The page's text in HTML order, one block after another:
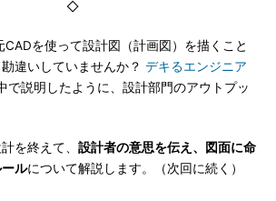
◇
を使って設計図（計画図）を描くこと
違いしていませんか？ デキるエンジニア
で説明したように、設計部門のアウトプッ
を終えて、 設計者の意思を伝え、図面に命
ルについて解説します。（次回に続く）